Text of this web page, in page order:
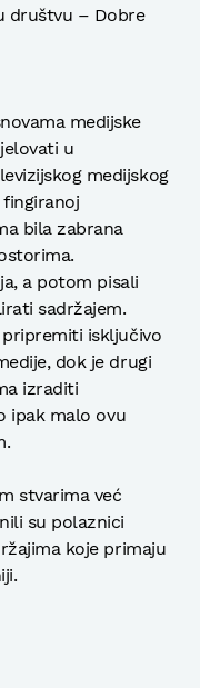
društvu – Dobre
medijske
u
medijskog
bila zabrana
a potom pisali
sadržajem.
isključivo
dok je drugi
izraditi
ipak malo ovu
stvarima već
su polaznici
koje primaju